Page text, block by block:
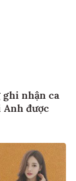
ghi nhận ca
được